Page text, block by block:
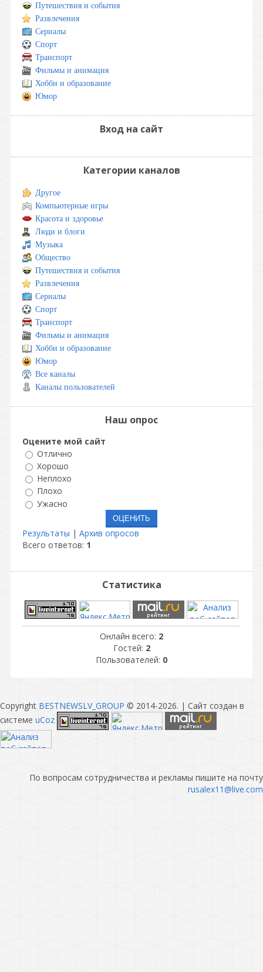
Путешествия и события
Развлечения
Сериалы
Спорт
Транспорт
Фильмы и анимация
Хобби и образование
Юмор
Вход на сайт
Категории каналов
Другое
Компьютерные игры
Красота и здоровье
Люди и блоги
Музыка
Общество
Путешествия и события
Развлечения
Сериалы
Спорт
Транспорт
Фильмы и анимация
Хобби и образование
Юмор
Все каналы
Каналы пользователей
Наш опрос
Оцените мой сайт
Отлично
Хорошо
Неплохо
Плохо
Ужасно
Результаты | Архив опросов
Всего ответов: 1
Статистика
Онлайн всего: 2
Гостей: 2
Пользователей: 0
Copyright BESTNEWSLV_GROUP © 2014-2026. | Сайт создан в
системе uCoz
По вопросам сотрудничества и рекламы пишите на почту
rusalex11@live.com